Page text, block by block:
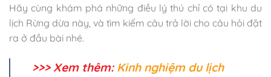
Hãy cùng khám phá những điều lý thú chỉ có tại khu du
lịch Rừng dừa này, và tìm kiếm câu trả lời cho câu hỏi đặt
ra ở đầu bài nhé.
>>> Xem thêm: Kinh nghiệm du lịch